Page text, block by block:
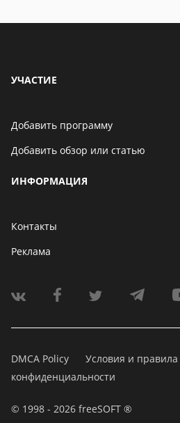
УЧАСТИЕ
Добавить программу
Добавить обзор или статью
ИНФОРМАЦИЯ
Контакты
Реклама
DMCA Policy Условия и правила
конфиденциальности
© 1998 - 2026 freeSOFT ®